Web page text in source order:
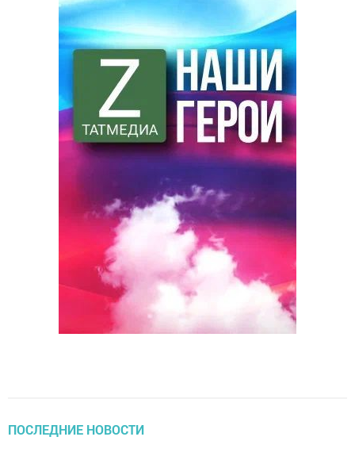
ПОСЛЕДНИЕ НОВОСТИ